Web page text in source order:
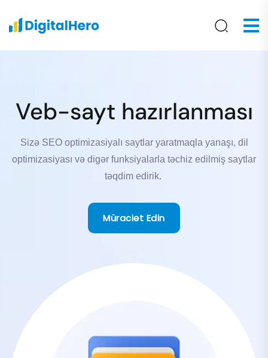
Veb-sayt hazırlanması
Sizə SEO optimizasiyalı saytlar yaratmaqla yanaşı, dil
optimizasiyası və digər funksiyalarla təchiz edilmiş saytlar
təqdim edirik.
Müraciət Edin